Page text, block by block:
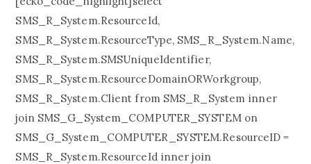
SMS_R_System.ResourceId,
SMS_R_System.ResourceType, SMS_R_System.Name,
SMS_R_System.SMSUniqueIdentifier,
SMS_R_System.ResourceDomainORWorkgroup,
SMS_R_System.Client from SMS_R_System inner
join SMS_G_System_COMPUTER_SYSTEM on
SMS_G_System_COMPUTER_SYSTEM.ResourceID =
SMS_R_System.ResourceId inner join